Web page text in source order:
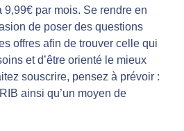
par mois. Se rendre en
de poser des questions
offres afin de trouver celle qui
et d’être orienté le mieux
souscrire, pensez à prévoir :
ainsi qu’un moyen de